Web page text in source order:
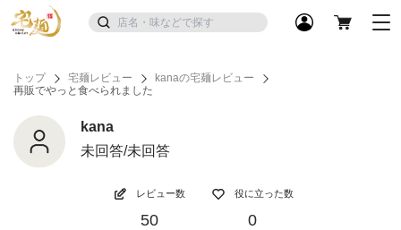
トップ 宅麺レビュー
kanaの宅麺レビュー
再販でやっと食べられました
kana
未回答/未回答
レビュー数
50
役に立った数
0